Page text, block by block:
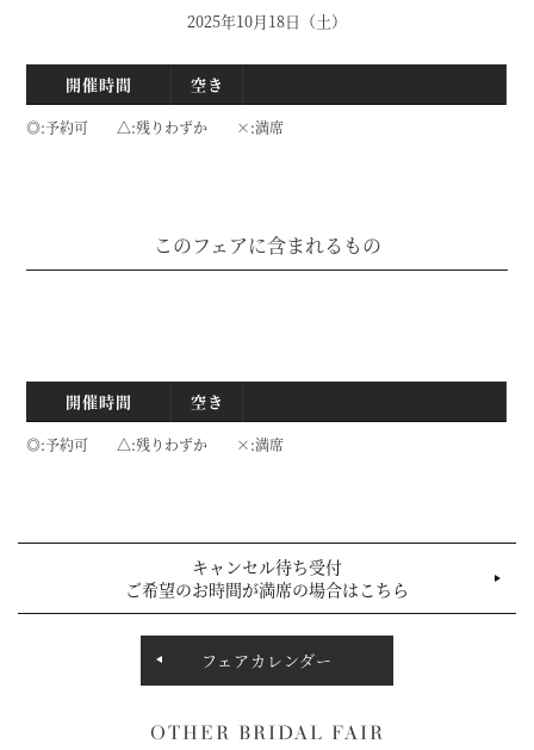
2025年10月18日（土）
開催時間 空き
◎ 予約可 △ 残りわずか × 満席
このフェアに含まれるもの
開催時間 空き
◎ 予約可 △ 残りわずか × 満席
キャンセル待ち受付
ご希望のお時間が満席の場合はこちら
フェアカレンダー
OTHER BRIDAL FAIR